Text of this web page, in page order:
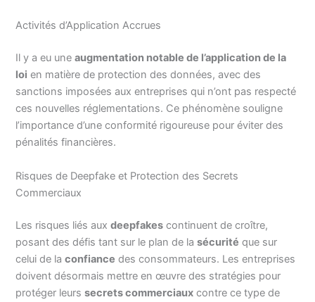
Activités d’Application Accrues
Il y a eu uneaugmentation notable de l’application de la
loi en matière de protection des données, avec des
sanctions imposées aux entreprises qui n’ont pas respecté
ces nouvelles réglementations. Ce phénomène souligne
l’importance d’une conformité rigoureuse pour éviter des
pénalités financières.
Risques de Deepfake et Protection des Secrets
Commerciaux
Les risques liés auxdeepfakes continuent de croître,
posant des défis tant sur le plan de lasécurité que sur
celui de laconfiance des consommateurs. Les entreprises
doivent désormais mettre en œuvre des stratégies pour
protéger leurssecrets commerciaux contre ce type de